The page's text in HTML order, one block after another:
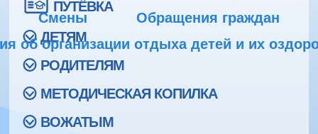
Смены
Обращения граждан
об организации отдыха детей и их
ПУТЁВКА
ДЕТЯМ
РОДИТЕЛЯМ
МЕТОДИЧЕСКАЯ КОПИЛКА
ВОЖАТЫМ